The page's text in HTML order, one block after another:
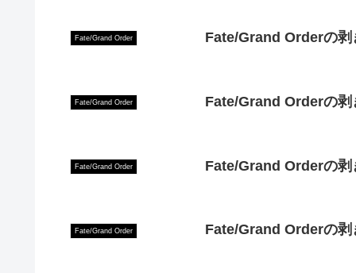
Fate/Grand Order Fate/Grand Orderの剥
Fate/Grand Order Fate/Grand Orderの剥
Fate/Grand Order Fate/Grand Orderの剥
Fate/Grand Order Fate/Grand Orderの剥